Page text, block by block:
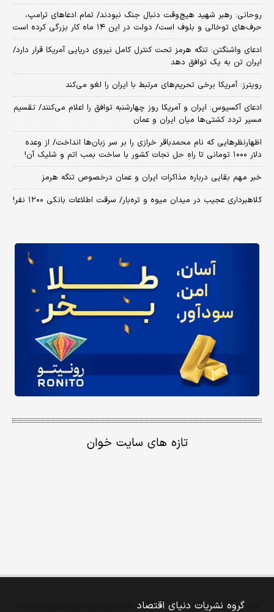
روحانی: رهبر شهید هیچ‌وقت دنبال جنگ نبودند/ تمام ادعاهای ترامپ،
حرف‌های توخالی و بلوف است/ دولت در این ۱۴ ماه کار بزرگی کرده است
ادعای واشنگتن: تنگه هرمز تحت کنترل کامل نیروی دریایی آمریکا قرار دارد/
ایران تن به یک توافق دهد
رویترز: آمریکا برخی تحریم‌های مرتبط با ایران را لغو می‌کند
ادعای آکسیوس: ایران و آمریکا روز چهارشنبه توافق را اعلام می‌کنند/ تقسیم
مسیر تردد کشتی‌ها میان ایران و عمان
اظهارنظرهایی که نام محمدباقر خرازی را بر سر زبان‌ها انداخت/ از وعده
دلار ۱۰۰۰ تومانی تا راه حل نجات کشور با ساخت بمب اتم و شلیک آن!
خبر مهم بقایی درباره مذاکرات ایران و عمان درخصوص تنگه هرمز
کلاهبرداری عجیب در میدان میوه و تره‌بار/ سرقت اطلاعات بانکی ۱۲۰۰ نفر!
تازه های سایت خوان
گروه نشریات دنیای اقتصاد